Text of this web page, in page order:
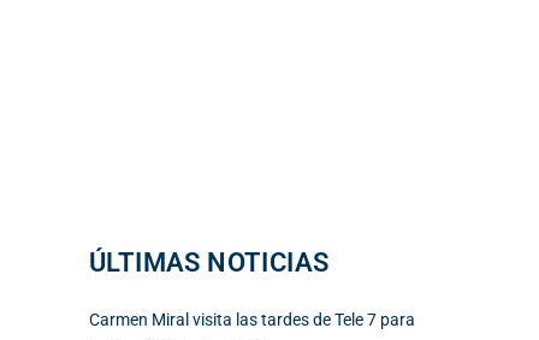
ÚLTIMAS NOTICIAS
Carmen Miral visita las tardes de Tele 7 para